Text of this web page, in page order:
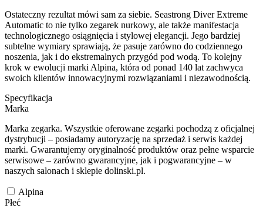
Ostateczny rezultat mówi sam za siebie. Seastrong Diver Extreme
Automatic to nie tylko zegarek nurkowy, ale także manifestacja
technologicznego osiągnięcia i stylowej elegancji. Jego bardziej
subtelne wymiary sprawiają, że pasuje zarówno do codziennego
noszenia, jak i do ekstremalnych przygód pod wodą. To kolejny
krok w ewolucji marki Alpina, która od ponad 140 lat zachwyca
swoich klientów innowacyjnymi rozwiązaniami i niezawodnością.
Specyfikacja
Marka
Marka zegarka. Wszystkie oferowane zegarki pochodzą z oficjalnej
dystrybucji – posiadamy autoryzację na sprzedaż i serwis każdej
marki. Gwarantujemy oryginalność produktów oraz pełne wsparcie
serwisowe – zarówno gwarancyjne, jak i pogwarancyjne – w
naszych salonach i sklepie dolinski.pl.
Alpina
Płeć